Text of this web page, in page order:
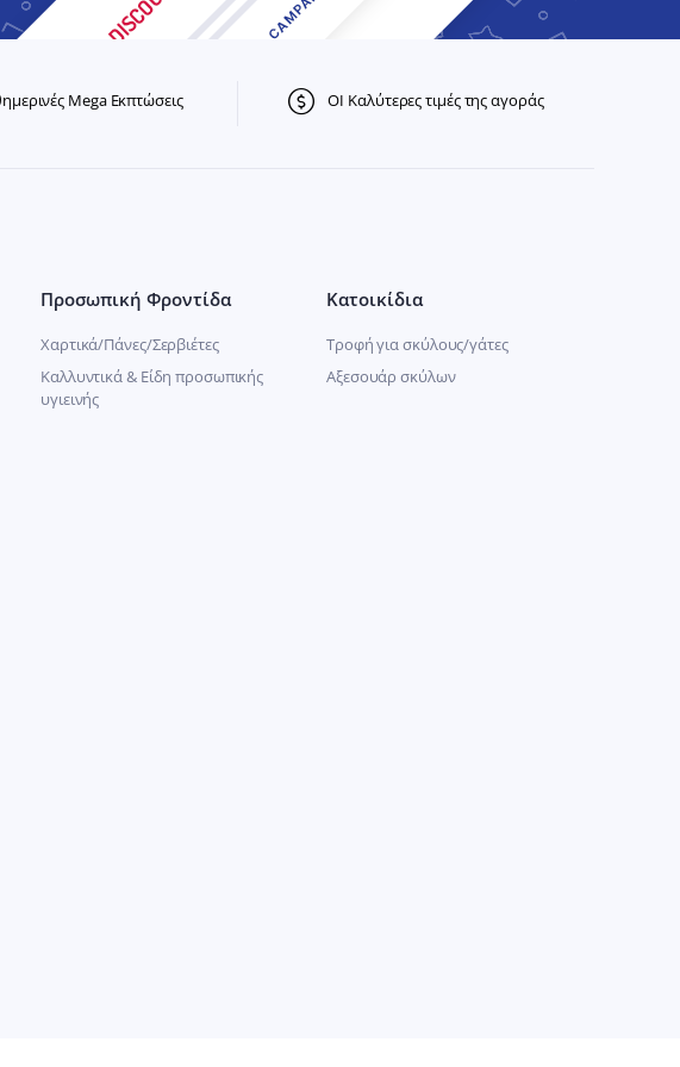
Mega Εκπτώσεις ΟΙ Καλύτερες τιμές της αγοράς
Προσωπική Φροντίδα
Χαρτικά/Πάνες/Σερβιέτες
Καλλυντικά & Είδη προσωπικής
υγιεινής
Κατοικίδια
Τροφή για σκύλους/γάτες
Αξεσουάρ σκύλων